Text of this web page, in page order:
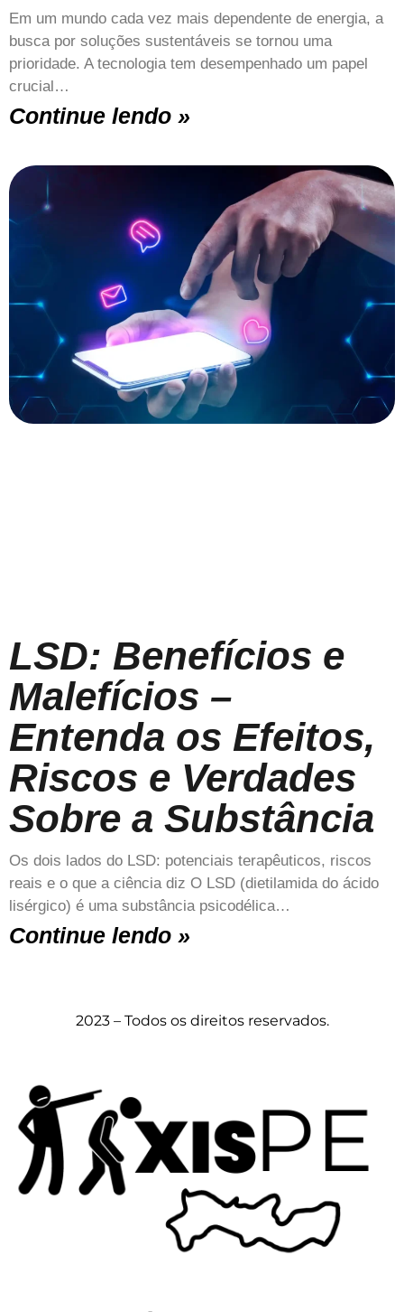
Em um mundo cada vez mais dependente de energia, a
busca por soluções sustentáveis se tornou uma
prioridade. A tecnologia tem desempenhado um papel
crucial…
Continue lendo »
LSD: Benefícios e
Malefícios –
Entenda os Efeitos,
Riscos e Verdades
Sobre a Substância
Os dois lados do LSD: potenciais terapêuticos, riscos
reais e o que a ciência diz O LSD (dietilamida do ácido
lisérgico) é uma substância psicodélica…
Continue lendo »
2023 – Todos os direitos reservados.